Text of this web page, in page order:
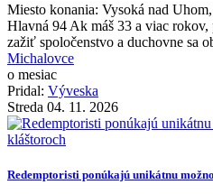
Miesto konania: Vysoká nad
Hlavná 94 Ak máš 33 a viac
zažiť spoločenstvo a duchovne sa
Michalovce
o mesiac
Pridal: Výveska
Streda 04. 11. 2026
Redemptoristi ponúkajú unikátnu